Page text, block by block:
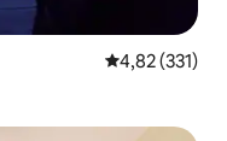
Évaluation
4,82 (331)